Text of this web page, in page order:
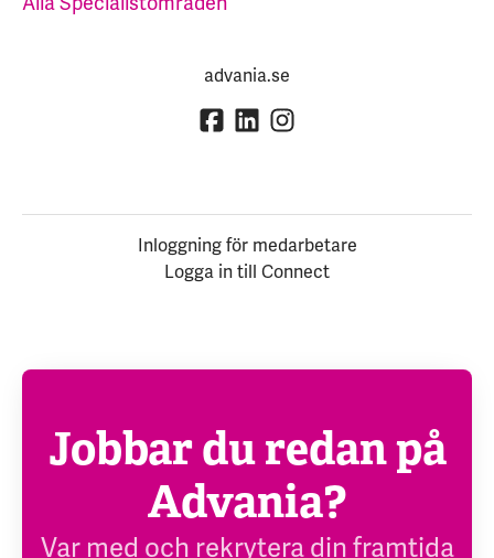
advania.se
Inloggning för medarbetare
Logga in till Connect
Jobbar du redan på
Advania?
Var med och rekrytera din framtida